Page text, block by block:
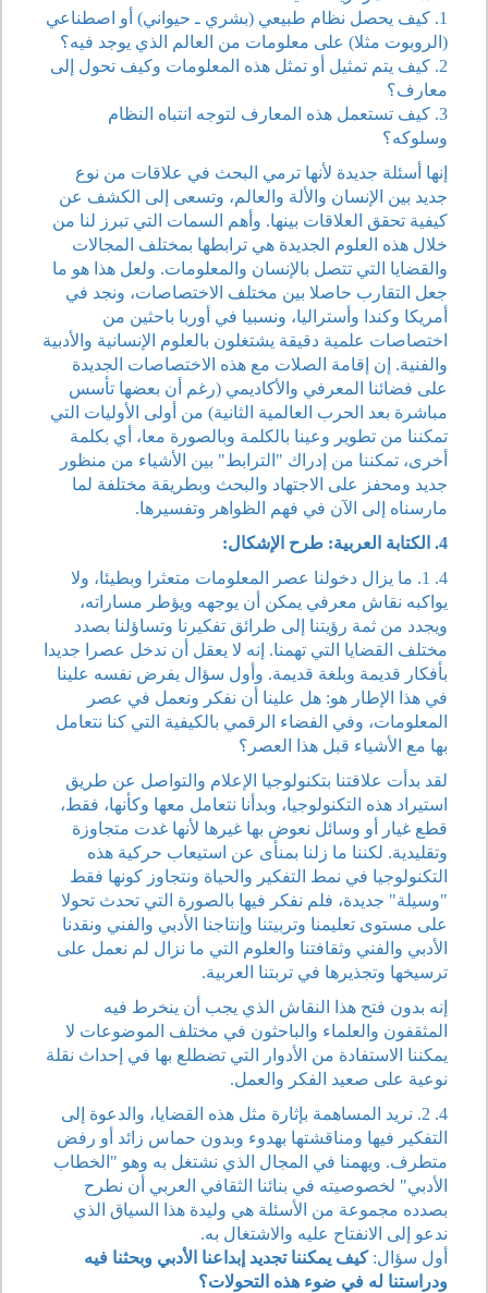
1. كيف يحصل نظام طبيعي (بشري ـ حيواني) أو اصطناعي
(الروبوت مثلا) على معلومات من العالم الذي يوجد فيه؟
2. كيف يتم تمثيل أو تمثل هذه المعلومات وكيف تحول إلى
معارف؟
3. كيف تستعمل هذه المعارف لتوجه انتباه النظام
وسلوكه؟
إنها أسئلة جديدة لأنها ترمي البحث في علاقات من نوع
جديد بين الإنسان والألة والعالم، وتسعى إلى الكشف عن
كيفية تحقق العلاقات بينها. وأهم السمات التي تبرز لنا من
خلال هذه العلوم الجديدة هي ترابطها بمختلف المجالات
والقضايا التي تتصل بالإنسان والمعلومات. ولعل هذا هو ما
جعل التقارب حاصلا بين مختلف الاختصاصات، ونجد في
أمريكا وكندا وأستراليا، ونسبيا في أوربا باحثين من
اختصاصات علمية دقيقة يشتغلون بالعلوم الإنسانية والأدبية
والفنية. إن إقامة الصلات مع هذه الاختصاصات الجديدة
على فضائنا المعرفي والأكاديمي (رغم أن بعضها تأسس
مباشرة بعد الحرب العالمية الثانية) من أولى الأوليات التي
تمكننا من تطوير وعينا بالكلمة وبالصورة معا، أي بكلمة
أخرى، تمكننا من إدراك "الترابط" بين الأشياء من منظور
جديد ومحفز على الاجتهاد والبحث وبطريقة مختلفة لما
مارسناه إلى الآن في فهم الظواهر وتفسيرها.
4. الكتابة العربية: طرح الإشكال:
4. 1. ما يزال دخولنا عصر المعلومات متعثرا وبطيئا، ولا
يواكبه نقاش معرفي يمكن أن يوجهه ويؤطر مساراته،
ويجدد من ثمة رؤيتنا إلى طرائق تفكيرنا وتساؤلنا بصدد
مختلف القضايا التي تهمنا. إنه لا يعقل أن ندخل عصرا جديدا
بأفكار قديمة وبلغة قديمة. وأول سؤال يفرض نفسه علينا
في هذا الإطار هو: هل علينا أن نفكر ونعمل في عصر
المعلومات، وفي الفضاء الرقمي بالكيفية التي كنا نتعامل
بها مع الأشياء قبل هذا العصر؟
لقد بدأت علاقتنا بتكنولوجيا الإعلام والتواصل عن طريق
استيراد هذه التكنولوجيا، وبدأنا نتعامل معها وكأنها، فقط،
قطع غيار أو وسائل نعوض بها غيرها لأنها غدت متجاوزة
وتقليدية. لكننا ما زلنا بمنأى عن استيعاب حركية هذه
التكنولوجيا في نمط التفكير والحياة ونتجاوز كونها فقط
"وسيلة" جديدة، فلم نفكر فيها بالصورة التي تحدث تحولا
على مستوى تعليمنا وتربيتنا وإنتاجنا الأدبي والفني ونقدنا
الأدبي والفني وثقافتنا والعلوم التي ما نزال لم نعمل على
ترسيخها وتجذيرها في تربتنا العربية.
إنه بدون فتح هذا النقاش الذي يجب أن ينخرط فيه
المثقفون والعلماء والباحثون في مختلف الموضوعات لا
يمكننا الاستفادة من الأدوار التي تضطلع بها في إحداث نقلة
نوعية على صعيد الفكر والعمل.
4. 2. نريد المساهمة بإثارة مثل هذه القضايا، والدعوة إلى
التفكير فيها ومناقشتها بهدوء وبدون حماس زائد أو رفض
متطرف. ويهمنا في المجال الذي نشتغل به وهو "الخطاب
الأدبي" لخصوصيته في بنائنا الثقافي العربي أن نطرح
بصدده مجموعة من الأسئلة هي وليدة هذا السياق الذي
ندعو إلى الانفتاح عليه والاشتغال به.
أول سؤال:كيف يمكننا تجديد إبداعنا الأدبي وبحثنا فيه
ودراستنا له في ضوء هذه التحولات؟